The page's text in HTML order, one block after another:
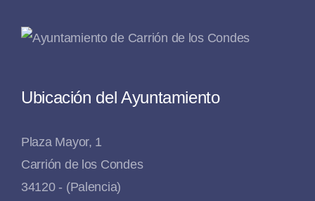
Ubicación del Ayuntamiento
Plaza Mayor, 1
Carrión de los Condes
34120 - (Palencia)